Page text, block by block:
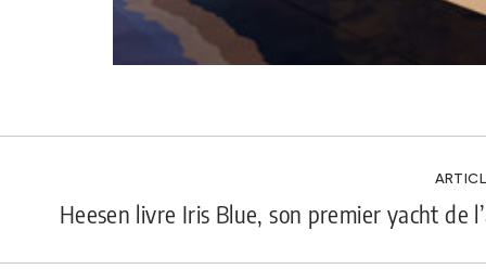
Heesen livre Iris Blue, son premier yacht de